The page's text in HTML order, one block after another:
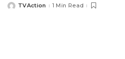
PostedTVAction 1 Min Read